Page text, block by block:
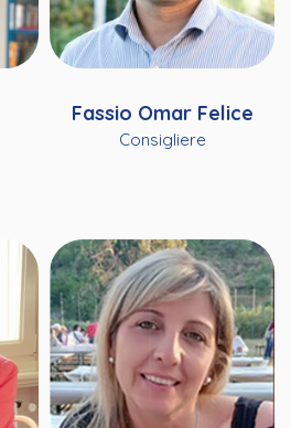
Fassio Omar Felice
Consigliere